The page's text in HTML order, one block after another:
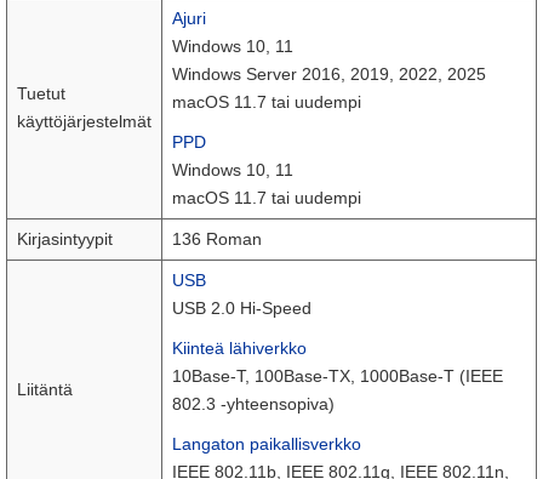
Tuetut
käyttöjärjestelmät
Ajuri
Windows 10, 11
Windows Server 2016, 2019, 2022, 2025
macOS 11.7 tai uudempi
PPD
Windows 10, 11
macOS 11.7 tai uudempi
Kirjasintyypit 136 Roman
Liitäntä
USB
USB 2.0 Hi-Speed
Kiinteä lähiverkko
10Base-T, 100Base-TX, 1000Base-T (IEEE
802.3 -yhteensopiva)
Langaton paikallisverkko
IEEE 802.11b, IEEE 802.11g, IEEE 802.11n,